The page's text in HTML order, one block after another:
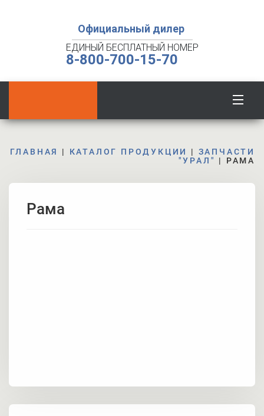
Официальный дилер
ЕДИНЫЙ БЕСПЛАТНЫЙ НОМЕР
8-800-700-15-70
ГЛАВНАЯ | КАТАЛОГ ПРОДУКЦИИ | ЗАПЧАСТИ
"УРАЛ"
| РАМА
Рама